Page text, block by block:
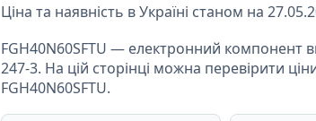
Ціна та наявність в Україні станом на
FGH40N60SFTU — електронний компонент
247-3. На цій сторінці можна перевірити
FGH40N60SFTU.